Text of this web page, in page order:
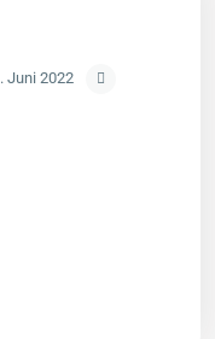
Juni 2022